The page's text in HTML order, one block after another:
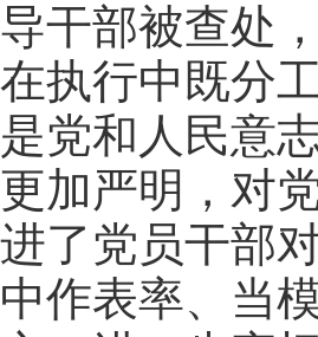
干部被查处
执行中既分
是党和人民意
加严明，对
了党员干部
作表率、当